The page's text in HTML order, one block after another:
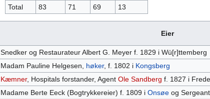
Total
83 71 69 13
Eier
Snedker og Restaurateur Albert G. Meyer f. 1829 i Wü[r]ttemberg
Madam Pauline Helgesen, høker, f. 1802 i Kongsberg
Kæmner, Hospitals forstander, Agent Ole Sandberg f. 1827 i
Madame Berte Eeck (Bogtrykkereier) f. 1809 i Onsøeog